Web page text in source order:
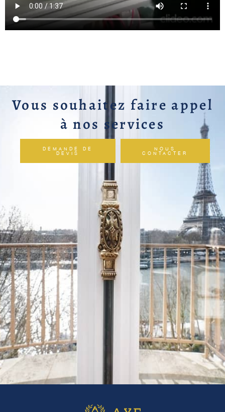
Vous souhaitez faire appel
à nos services
DEMANDE DE
DEVIS
NOUS
CONTACTER